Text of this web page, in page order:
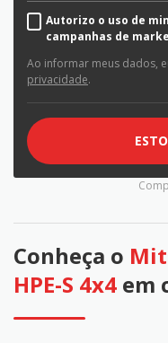
Autorizo o uso de
campanhas de
Ao informar meus dados,
privacidade.
Conheça o
HPE-S 4x4 em